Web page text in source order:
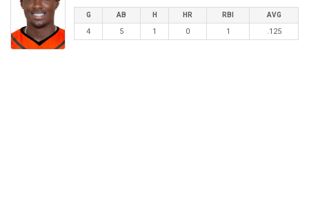
G AB H HR RBI AVG
4 5 1 0 1 .125